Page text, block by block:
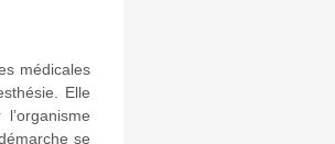
médicales
Elle
se